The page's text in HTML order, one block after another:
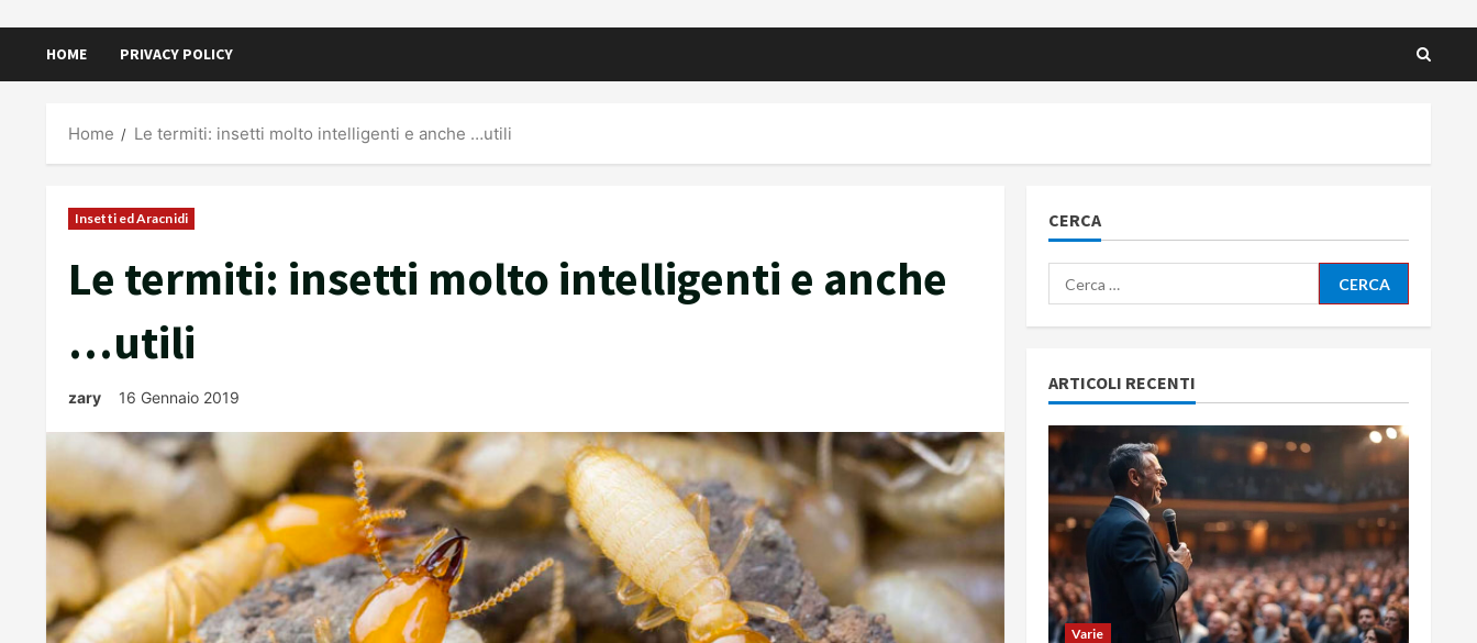
HOME PRIVACY POLICY
Home Le termiti: insetti molto intelligenti e anche …utili
Insetti ed Aracnidi
Le termiti: insetti molto intelligenti e anche
…utili
zary 16 Gennaio 2019
CERCA
Ricerca
per:
ARTICOLI RECENTI
Varie